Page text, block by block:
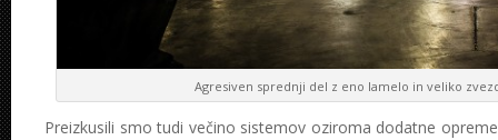
Agresiven sprednji del z eno lamelo in veliko
Preizkusili smo tudi večino sistemov oziroma dodatne